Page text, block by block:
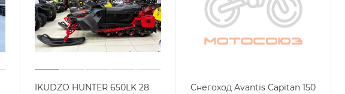
IKUDZO HUNTER 650LK 28
Снегоход Avantis Capitan 150